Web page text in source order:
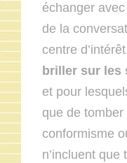
échanger
de la
centre
briller sur les
et pour
que de
conformisme
n’incluent